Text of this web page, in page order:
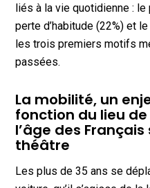
liés à la vie quotidienne :
perte d’habitude (22%) et
les trois premiers motifs
passées.
La mobilité, un
fonction du lieu
l’âge des
théâtre
Les plus de 35 ans se